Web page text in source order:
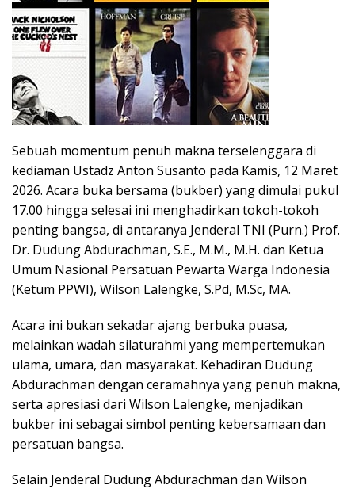
Sebuah momentum penuh makna terselenggara di
kediaman Ustadz Anton Susanto pada Kamis, 12 Maret
2026. Acara buka bersama (bukber) yang dimulai pukul
17.00 hingga selesai ini menghadirkan tokoh-tokoh
penting bangsa, di antaranya Jenderal TNI (Purn.) Prof.
Dr. Dudung Abdurachman, S.E., M.M., M.H. dan Ketua
Umum Nasional Persatuan Pewarta Warga Indonesia
(Ketum PPWI), Wilson Lalengke, S.Pd, M.Sc, MA.
Acara ini bukan sekadar ajang berbuka puasa,
melainkan wadah silaturahmi yang mempertemukan
ulama, umara, dan masyarakat. Kehadiran Dudung
Abdurachman dengan ceramahnya yang penuh makna,
serta apresiasi dari Wilson Lalengke, menjadikan
bukber ini sebagai simbol penting kebersamaan dan
persatuan bangsa.
Selain Jenderal Dudung Abdurachman dan Wilson